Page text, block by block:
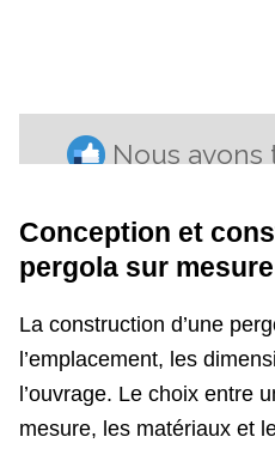
Conception et
pergola sur mesure
La construction d’une
l’emplacement, les
l’ouvrage. Le choix entre
mesure, les matériaux et